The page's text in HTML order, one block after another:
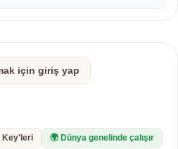
için giriş yap
Key'leri 🌍 Dünya genelinde çalışır